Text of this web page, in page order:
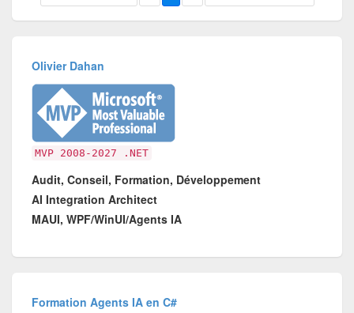
Olivier Dahan
MVP 2008-2027 .NET
Audit, Conseil, Formation, Développement
AI Integration Architect
MAUI, WPF/WinUI/Agents IA
Formation Agents IA en C#